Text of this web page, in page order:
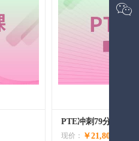
PTE冲刺79分
现价： ￥21,800.00
